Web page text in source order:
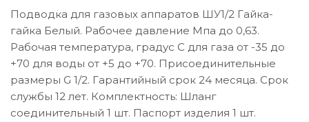
Подводка для газовых аппаратов ШУ1/2 Гайка-
гайка Белый. Рабочее давление Мпа до 0,63.
Рабочая температура, градус С для газа от -35 до
+70 для воды от +5 до +70. Присоединительные
размеры G 1/2. Гарантийный срок 24 месяца. Срок
службы 12 лет. Комплектность: Шланг
соединительный 1 шт. Паспорт изделия 1 шт.